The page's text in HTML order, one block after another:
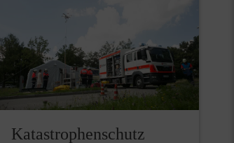
Katastrophenschutz